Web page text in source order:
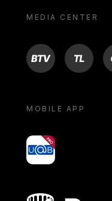
MEDIA CENTER
BTV TL ON
MOBILE APP
yoU@B